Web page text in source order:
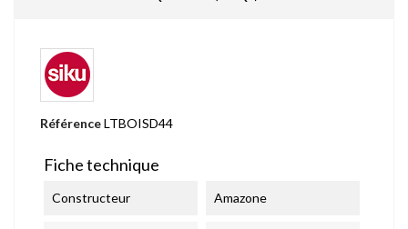
RéférenceLTBOISD44
Fiche technique
Constructeur Amazone